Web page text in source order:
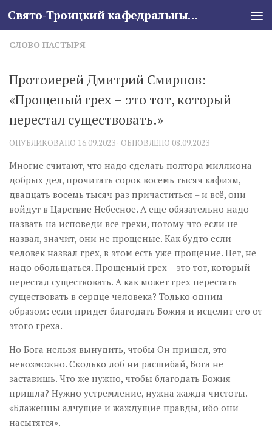
Skip to content Свято-Троицкий кафедральный собор
СЛОВО ПАСТЫРЯ
Протоиерей Дмитрий Смирнов:
«Прощеный грех – это тот, который
перестал существовать.»
ОПУБЛИКОВАНО 16.09.2023 · ОБНОВЛЕНО 08.09.2023
Многие считают, что надо сделать полтора миллиона
добрых дел, прочитать сорок восемь тысяч кафизм,
двадцать восемь тысяч раз причаститься – и всё, они
войдут в Царствие Небесное. А еще обязательно надо
назвать на исповеди все грехи, потому что если не
назвал, значит, они не прощеные. Как будто если
человек назвал грех, в этом есть уже прощение. Нет, не
надо обольщаться. Прощеный грех – это тот, который
перестал существовать. А как может грех перестать
существовать в сердце человека? Только одним
образом: если придет благодать Божия и исцелит его от
этого греха.
Но Бога нельзя вынудить, чтобы Он пришел, это
невозможно. Сколько лоб ни расшибай, Бога не
заставишь. Что же нужно, чтобы благодать Божия
пришла? Нужно устремление, нужна жажда чистоты.
«Блаженны алчущие и жаждущие правды, ибо они
насытятся».